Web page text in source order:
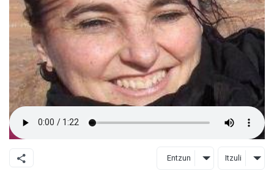
Entzun Itzuli